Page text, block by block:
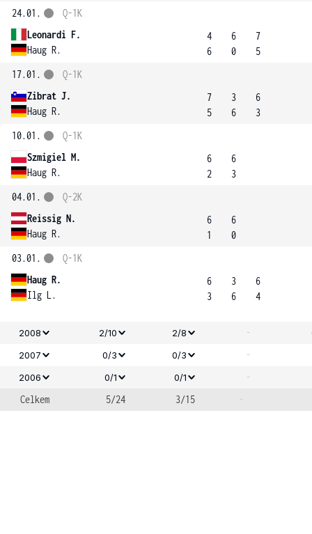
24.01.
Leonardi F.
Haug R.
Q-1K
4
6
6
0
7
5
17.01.
Zibrat J.
Haug R.
Q-1K
7
5
3
6
6
3
10.01.
Szmigiel M.
Haug R.
Q-1K
6
2
6
3
04.01.
Reissig N.
Haug R.
Q-2K
6
1
6
0
03.01.
Haug R.
Ilg L.
Q-1K
6
3
3
6
6
4
2008 2/10 2/8 -
2007
0/3 0/3 -
2006 0/1 0/1
-
Celkem
5/24 3/15 -